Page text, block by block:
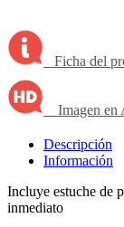
Ficha del
Imagen en
Descripción
Información
Incluye estuche de
inmediato